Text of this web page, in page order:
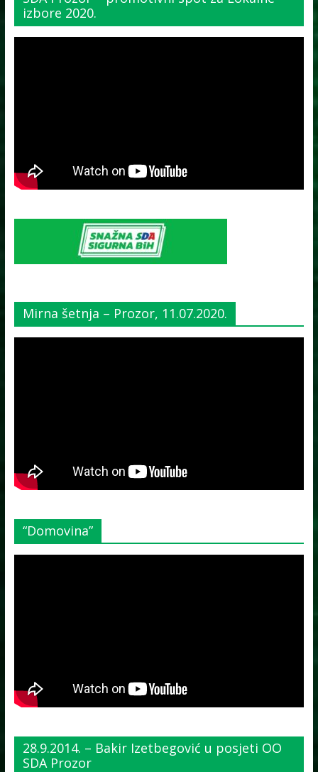
izbore 2020.
Mirna šetnja – Prozor, 11.07.2020.
“Domovina”
28.9.2014. – Bakir Izetbegović u posjeti OO
SDA Prozor